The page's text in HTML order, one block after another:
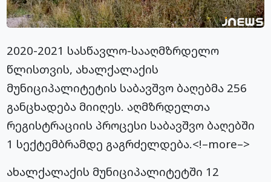
2020-2021 სასწავლო-სააღმზრდელო
წლისთვის, ახალქალაქის
მუნიციპალიტეტის საბავშვო ბაღებმა 256
განცხადება მიიღეს. აღმზრდელთა
რეგისტრაციის პროცესი საბავშვო ბაღებში
1 სექტემბრამდე გაგრძელდება.<!–more–>
ახალქალაქის მუნიციპალიტეტში 12